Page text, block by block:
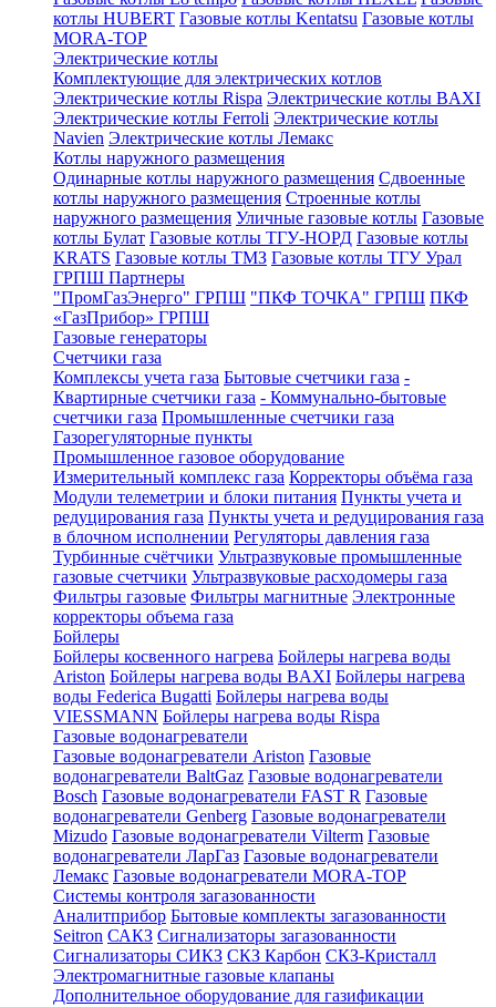
котлы HUBERT Газовые котлы Kentatsu Газовые котлы
MORA-TOP
Электрические котлы
Комплектующие для электрических котлов
Электрические котлы Rispa Электрические котлы BAXI
Электрические котлы Ferroli Электрические котлы
Navien Электрические котлы Лемакс
Котлы наружного размещения
Одинарные котлы наружного размещения Сдвоенные
котлы наружного размещения Строенные котлы
наружного размещения Уличные газовые котлы Газовые
котлы Булат Газовые котлы ТГУ-НОРД Газовые котлы
KRATS Газовые котлы ТМЗ Газовые котлы ТГУ Урал
ГРПШ Партнеры
"ПромГазЭнерго" ГРПШ "ПКФ ТОЧКА" ГРПШ ПКФ
«ГазПрибор» ГРПШ
Газовые генераторы
Счетчики газа
Комплексы учета газа Бытовые счетчики газа -
Квартирные счетчики газа - Коммунально-бытовые
счетчики газа Промышленные счетчики газа
Газорегуляторные пункты
Промышленное газовое оборудование
Измерительный комплекс газа Корректоры объёма газа
Модули телеметрии и блоки питания Пункты учета и
редуцирования газа Пункты учета и редуцирования газа
в блочном исполнении Регуляторы давления газа
Турбинные счётчики Ультразвуковые промышленные
газовые счетчики Ультразвуковые расходомеры газа
Фильтры газовые Фильтры магнитные Электронные
корректоры объема газа
Бойлеры
Бойлеры косвенного нагрева Бойлеры нагрева воды
Ariston Бойлеры нагрева воды BAXI Бойлеры нагрева
воды Federica Bugatti Бойлеры нагрева воды
VIESSMANN Бойлеры нагрева воды Rispa
Газовые водонагреватели
Газовые водонагреватели Ariston Газовые
водонагреватели BaltGaz Газовые водонагреватели
Bosch Газовые водонагреватели FAST R Газовые
водонагреватели Genberg Газовые водонагреватели
Mizudo Газовые водонагреватели Vilterm Газовые
водонагреватели ЛарГаз Газовые водонагреватели
Лемакс Газовые водонагреватели MORA-TOP
Системы контроля загазованности
Аналитприбор Бытовые комплекты загазованности
Seitron САКЗ Сигнализаторы загазованности
Сигнализаторы СИКЗ СКЗ Карбон СКЗ-Кристалл
Электромагнитные газовые клапаны
Дополнительное оборудование для газификации